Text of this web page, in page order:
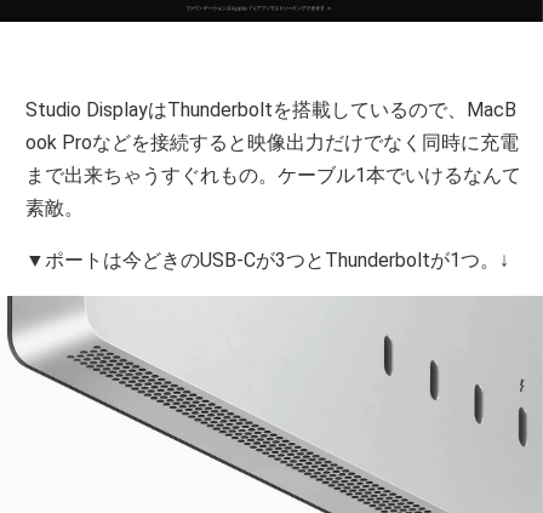
Studio DisplayはThunderboltを搭載しているので、MacB
ook Proなどを接続すると映像出力だけでなく同時に充電
まで出来ちゃうすぐれもの。ケーブル1本でいけるなんて
素敵。
▼ポートは今どきのUSB-Cが3つとThunderboltが1つ。↓